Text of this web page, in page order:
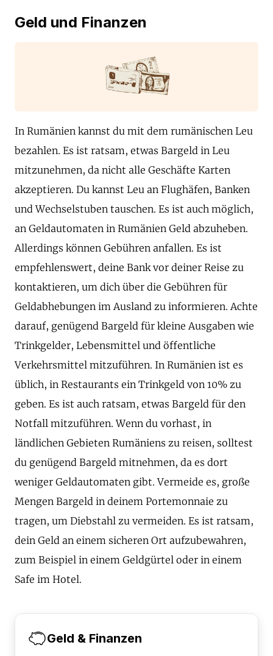
Geld und Finanzen
In Rumänien kannst du mit dem rumänischen Leu
bezahlen. Es ist ratsam, etwas Bargeld in Leu
mitzunehmen, da nicht alle Geschäfte Karten
akzeptieren. Du kannst Leu an Flughäfen, Banken
und Wechselstuben tauschen. Es ist auch möglich,
an Geldautomaten in Rumänien Geld abzuheben.
Allerdings können Gebühren anfallen. Es ist
empfehlenswert, deine Bank vor deiner Reise zu
kontaktieren, um dich über die Gebühren für
Geldabhebungen im Ausland zu informieren. Achte
darauf, genügend Bargeld für kleine Ausgaben wie
Trinkgelder, Lebensmittel und öffentliche
Verkehrsmittel mitzuführen. In Rumänien ist es
üblich, in Restaurants ein Trinkgeld von 10% zu
geben. Es ist auch ratsam, etwas Bargeld für den
Notfall mitzuführen. Wenn du vorhast, in
ländlichen Gebieten Rumäniens zu reisen, solltest
du genügend Bargeld mitnehmen, da es dort
weniger Geldautomaten gibt. Vermeide es, große
Mengen Bargeld in deinem Portemonnaie zu
tragen, um Diebstahl zu vermeiden. Es ist ratsam,
dein Geld an einem sicheren Ort aufzubewahren,
zum Beispiel in einem Geldgürtel oder in einem
Safe im Hotel.
Geld & Finanzen